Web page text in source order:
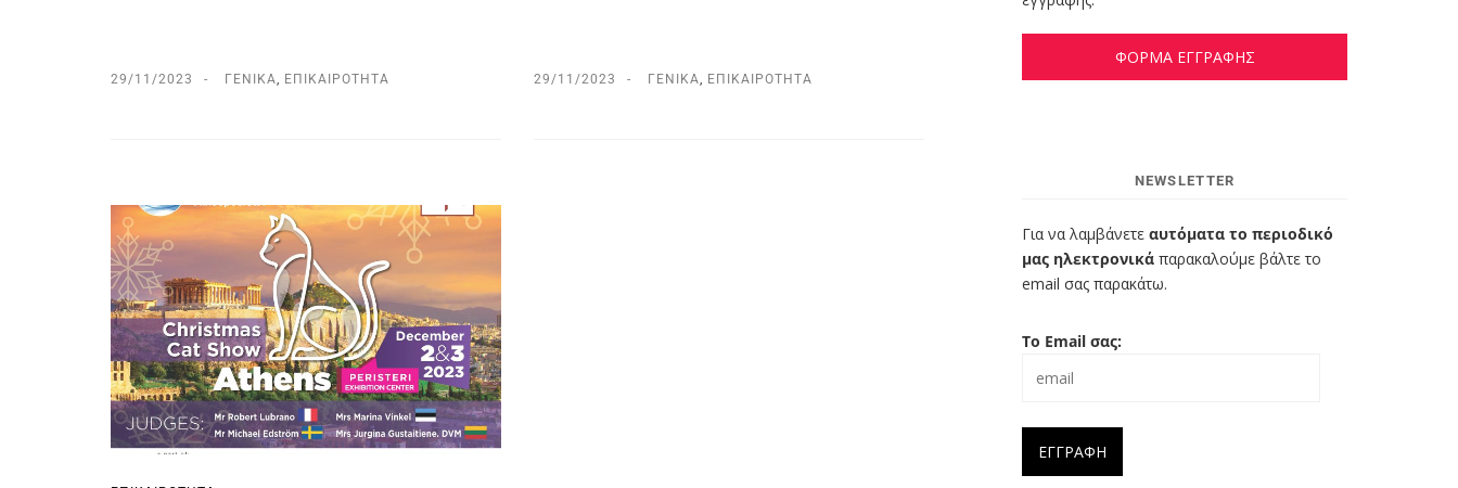
29/11/2023 ΓΕΝΙΚΆ ΕΠΙΚΑΙΡΌΤΗΤΑ 29/11/2023 ΓΕΝΙΚΆ ΕΠΙΚΑΙΡΌΤΗΤΑ
ΦΟΡΜΑ ΕΓΓΡΑΦΗΣ
NEWSLETTER
Για να λαμβάνετε αυτόματα το περιοδικό
μας ηλεκτρονικά παρακαλούμε βάλτε το
email σας παρακάτω.
Το Email σας: